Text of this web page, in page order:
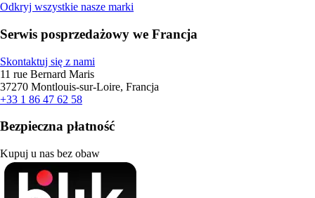
Odkryj wszystkie nasze marki
Serwis posprzedażowy we Francja
Skontaktuj się z nami
11 rue Bernard Maris
37270 Montlouis-sur-Loire, Francja
+33 1 86 47 62 58
Bezpieczna płatność
Kupuj u nas bez obaw